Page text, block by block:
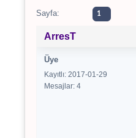
Sayfa: 1
ArresT
Üye
Kayıtlı: 2017-01-29
Mesajlar: 4